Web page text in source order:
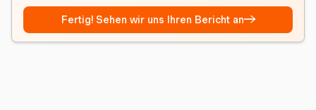
Fertig! Sehen wir uns Ihren Bericht an→